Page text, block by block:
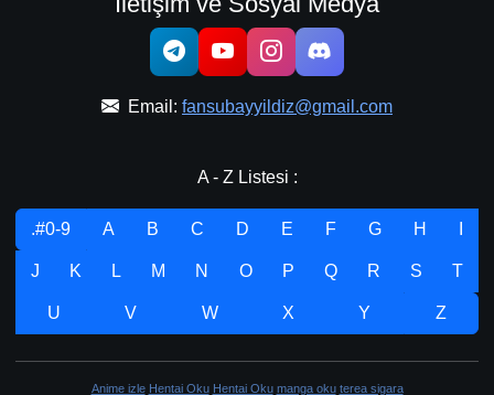
Email: fansubayyildiz@gmail.com
A - Z Listesi :
.#0-9 A B C D E F G H
J K L M N O P Q R S T
U V W X Y Z
Anime izle Hentai Oku Hentai Oku manga oku terea sigara